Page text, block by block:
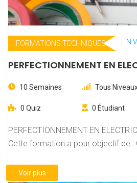
FORMATIONS TECHNIQUES
PERFECTIONNEMENT EN
10 Semaines Tous
0 Quiz 0 Étudiant
PERFECTIONNEMENT EN
Cette formation a pour objectif de :
Voir plus